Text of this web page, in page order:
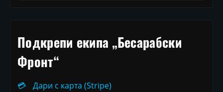
Подкрепи екипа „Бесарабски
Фронт“
💳
Дари с карта (Stripe)